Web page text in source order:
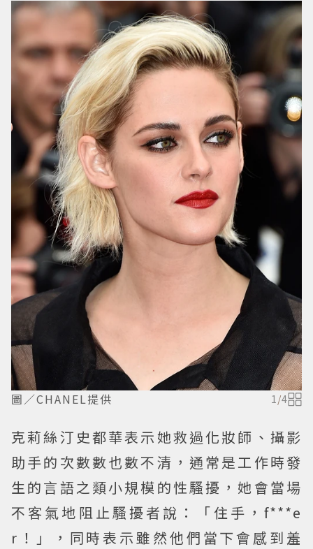
圖／CHANEL提供 1/4
克莉絲汀史都華表示她救過化妝師、攝影
助手的次數數也數不清，通常是工作時發
生的言語之類小規模的性騷擾，她會當場
不客氣地阻止騷擾者說：「住手，f***e
r！」，同時表示雖然他們當下會感到羞